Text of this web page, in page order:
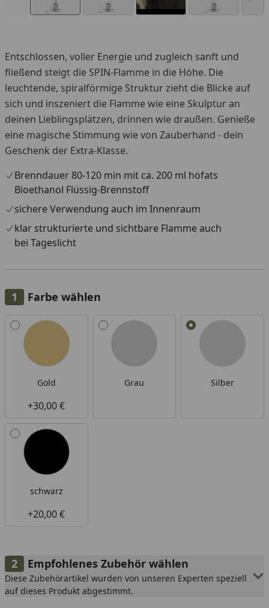
Entschlossen, voller Energie und zugleich sanft und
fließend steigt die SPIN-Flamme in die Höhe. Die
leuchtende, spiralförmige Struktur zieht die Blicke auf
sich und inszeniert die Flamme wie eine Skulptur an
deinen Lieblingsplätzen, drinnen wie draußen. Genieße
eine magische Stimmung wie von Zauberhand - dein
Geschenk der Extra-Klasse.
Brenndauer 80-120 min mit ca. 200 ml höfats
Bioethanol Flüssig-Brennstoff
sichere Verwendung auch im Innenraum
klar strukturierte und sichtbare Flamme auch
bei Tageslicht
Farbe wählen
Alle anzeigen (4)
Gold
+30,00 €
Grau Silber
schwarz
+20,00 €
Empfohlenes Zubehör wählen
Diese Zubehörartikel wurden von unseren Experten speziell
auf dieses Produkt abgestimmt.